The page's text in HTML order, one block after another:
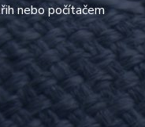
nebo počítačem